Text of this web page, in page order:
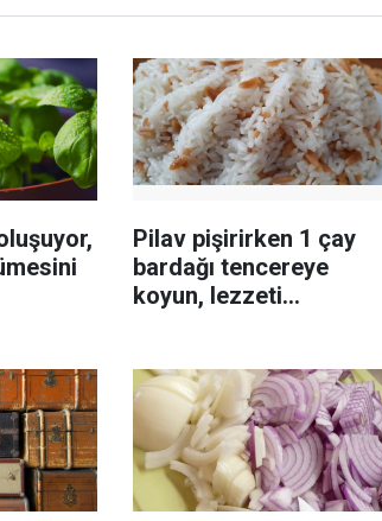
Pilav pişirirken 1 çay
bardağı tencereye
koyun, lezzeti